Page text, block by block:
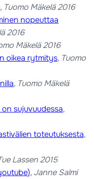
, Tuomo Mäkelä 2016
nopeuttaa
2016
Mäkelä 2016
oikea rytmitys, Tuomo
, Tuomo Mäkelä
sujuvuudessa,
toteutuksesta,
Lassen 2015
, Janne Salmi